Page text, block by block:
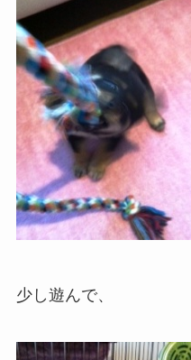
少し遊んで、